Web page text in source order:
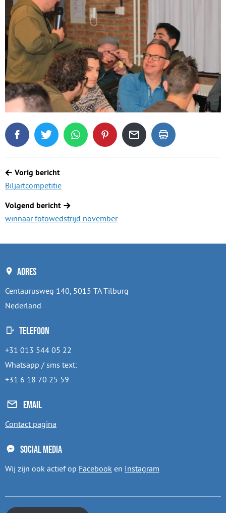
Deel dit blogartikel op Facebook
Tweet dit blogartikel op Twitter
Deel dit blogartikel via WhatsApp
Deel dit blogartikel op Pinterest
Deel dit blogartikel via de
Dit blogartikel
Berichtnavigatie
Vorig bericht
Biljartcompetitie
Volgend bericht
winnaar fotowedstrijd november
Adres
Centaurusweg 140, 5015 TA Tilburg
Nederland
Telefoon
+31 013 544 05 22
Whatsapp / sms text:
+31 6 18 70 25 59
Email
Contact pagina
Social media
Wij zijn ook actief op Facebook en Instagram